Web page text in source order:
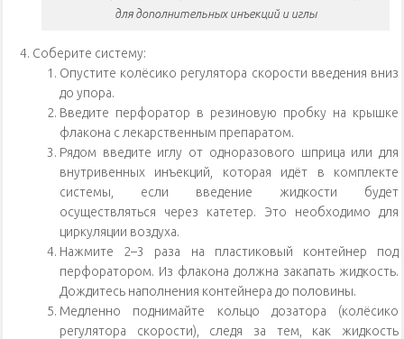
для дополнительных инъекций и иглы
Соберите систему:
Опустите колёсико регулятора скорости введения вниз
до упора.
Введите перфоратор в резиновую пробку на крышке
флакона с лекарственным препаратом.
Рядом введите иглу от одноразового шприца или для
внутривенных инъекций, которая идёт в комплекте
системы, если введение жидкости будет
осуществляться через катетер. Это необходимо для
циркуляции воздуха.
Нажмите 2–3 раза на пластиковый контейнер под
перфоратором. Из флакона должна закапать жидкость.
Дождитесь наполнения контейнера до половины.
Медленно поднимайте кольцо дозатора (колёсико
регулятора скорости), следя за тем, как жидкость